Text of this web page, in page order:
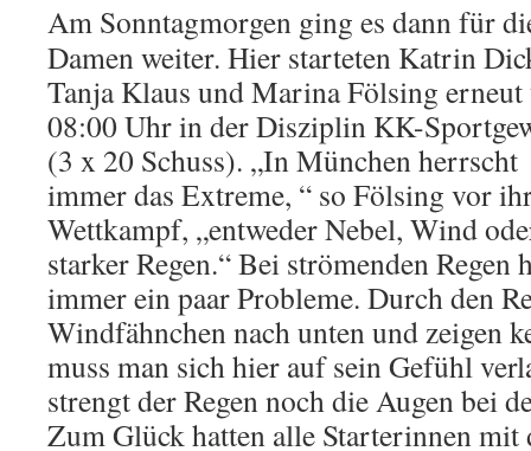
Am Sonntagmorgen ging es dann für
Damen weiter. Hier starteten Katrin
Tanja Klaus und Marina Fölsing erneut
08:00 Uhr in der Disziplin KK-
(3 x 20 Schuss). „In München herrscht
immer das Extreme, “ so Fölsing vor
Wettkampf, „entweder Nebel, Wind
starker Regen.“ Bei strömenden Regen
immer ein paar Probleme. Durch den
Windfähnchen nach unten und zeigen
muss man sich hier auf sein Gefühl
strengt der Regen noch die Augen bei
Zum Glück hatten alle Starterinnen mit